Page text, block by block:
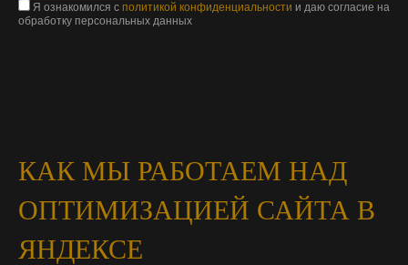
Я ознакомился с политикой конфиденциальности и даю согласие на
обработку персональных данных
КАК МЫ РАБОТАЕМ НАД
ОПТИМИЗАЦИЕЙ САЙТА В
ЯНДЕКСЕ